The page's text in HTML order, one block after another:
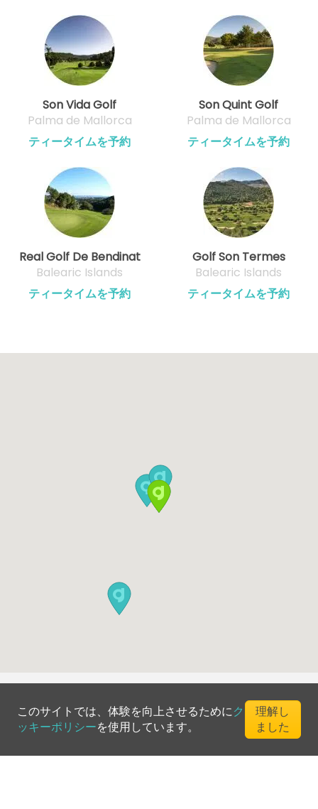
Son Vida Golf
Palma de Mallorca
ティータイムを予約
Son Quint Golf
Palma de Mallorca
ティータイムを予約
Real Golf De Bendinat
Balearic Islands
ティータイムを予約
Golf Son Termes
Balearic Islands
ティータイムを予約
All Rights Reserved
このサイトでは、体験を向上させるためにク
ッキーポリシーを使用しています。
理解し
ました